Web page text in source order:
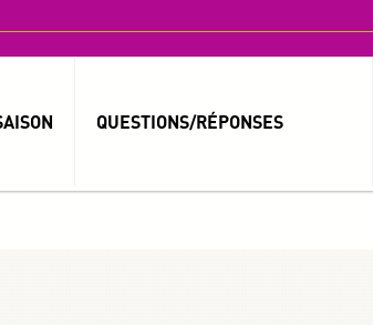
MOT DE PASSE OUBLIÉ ?
QUESTIONS/RÉPONSES